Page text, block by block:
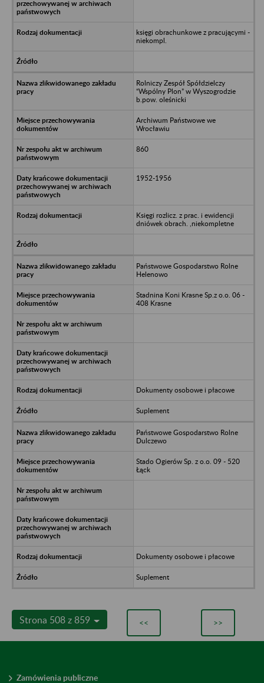
księgi obrachunkowe z pracującymi -
niekompl.
Rolniczy Zespół Spółdzielczy
“Wspólny Plon” w Wyszogrodzie
b.pow. oleśnicki
Archiwum Państwowe we
Wrocławiu
860
1952-1956
Księgi rozlicz. z prac. i ewidencji
dniówek obrach. ,niekompletne
Państwowe Gospodarstwo Rolne
Helenowo
Stadnina Koni Krasne Sp.z o.o. 06 -
408 Krasne
Dokumenty osobowe i płacowe
Suplement
Państwowe Gospodarstwo Rolne
Dulczewo
Stado Ogierów Sp. z o.o. 09 - 520
Łąck
Dokumenty osobowe i płacowe
Suplement
Strona 508 z 859 << >>
Zamówienia publiczne